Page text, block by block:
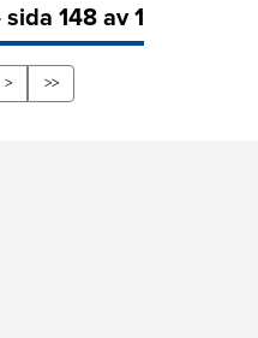
148 av 1
> >>